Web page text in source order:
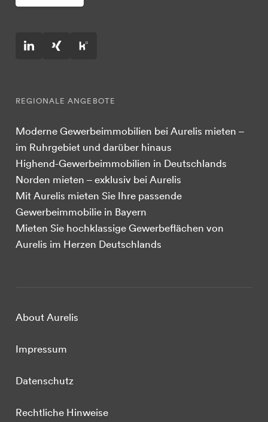
REGIONALE ANGEBOTE
Moderne Gewerbeimmobilien bei Aurelis mieten –
im Ruhrgebiet und darüber hinaus
Highend-Gewerbeimmobilien in Deutschlands
Norden mieten – exklusiv bei Aurelis
Mit Aurelis mieten Sie Ihre passende
Gewerbeimmobilie in Bayern
Mieten Sie hochklassige Gewerbeflächen von
Aurelis im Herzen Deutschlands
About Aurelis
Impressum
Datenschutz
Rechtliche Hinweise